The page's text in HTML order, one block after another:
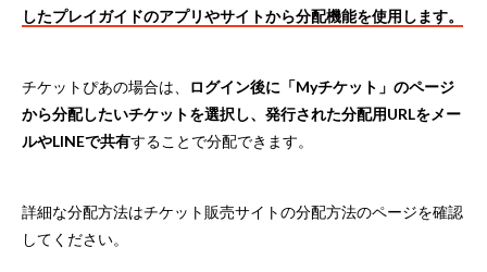
したプレイガイドのアプリやサイトから分配機能を使用します。
チケットぴあの場合は、
ログイン後に「Myチケット」のページ
から分配したいチケットを選択し、発行された分配用URLをメー
ルやLINEで共有することで分配できます。
詳細な分配方法はチケット販売サイトの分配方法のページを確認
してください。